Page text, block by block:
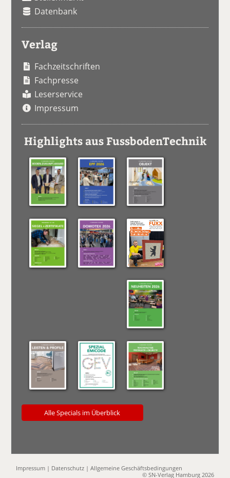
Datenbank
Verlag
Fachzeitschriften
Fachpresse
Leserservice
Impressum
Highlights aus FussbodenTechnik
Alle Specials im Überblick
Impressum | Datenschutz |Allgemeine Geschäftsbedingungen
© SN-Verlag Hamburg 2026